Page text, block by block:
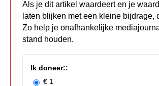
Als je dit artikel waardeert en je
laten blijken met een kleine bijdrage,
Zo help je onafhankelijke
stand houden.
Ik doneer::
€ 1